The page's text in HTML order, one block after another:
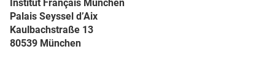
Institut Français München
Palais Seyssel d’Aix
Kaulbachstraße 13
80539 München